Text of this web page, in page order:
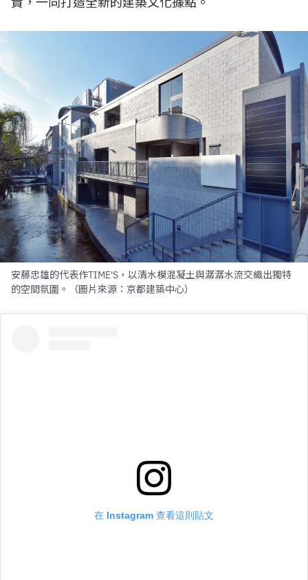
安藤忠雄的代表作TIME'S，以清水模混凝土與潺潺水流交織出獨特
的空間氛圍。（圖片來源：京都建築中心）
在 Instagram 查看這則貼文